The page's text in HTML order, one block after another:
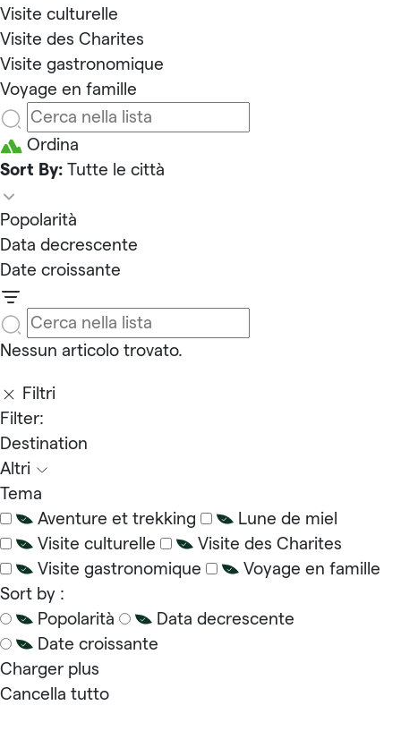
Visite culturelle
Visite des Charites
Visite gastronomique
Voyage en famille
Ordina
Sort By: Tutte le città
Popolarità
Data decrescente
Date croissante
Nessun articolo trovato.
Filtri
Filter:
Destination
Altri
Tema
Aventure et trekking
Lune de miel
Visite culturelle
Visite des Charites
Visite gastronomique
Voyage en famille
Sort by :
Popolarità
Data decrescente
Date croissante
Charger plus
Cancella tutto